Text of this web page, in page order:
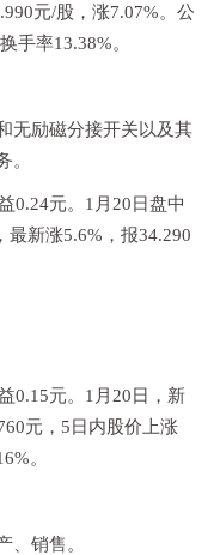
元/股，涨7.07%。公
手率13.38%。
无励磁分接开关以及其
。
0.24元。1月20日盘中
最新涨5.6%，报34.290
0.15元。1月20日，新
元，5日内股价上涨
。
、销售。